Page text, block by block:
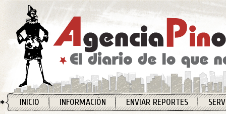
INICIO INFORMACIÓN ENVIAR REPORTES